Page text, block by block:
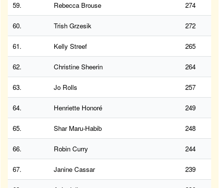
59. Rebecca Brouse 274
60. Trish Grzesik 272
61. Kelly Streef 265
62. Christine Sheerin 264
63. Jo Rolls 257
64. Henriette Honoré 249
65. Shar Maru-Habib 248
66. Robin Curry 244
67. Janine Cassar 239